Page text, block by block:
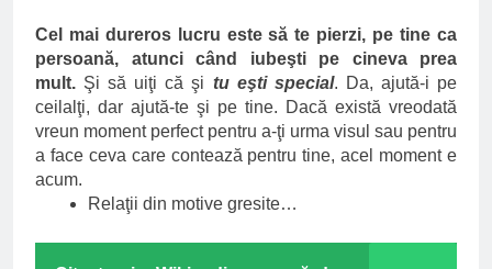
Cel mai dureros lucru este să te pierzi, pe tine ca
persoană, atunci când iubeşti pe cineva prea
mult. Şi să uiţi că şi tu eşti special. Da, ajută-i pe
ceilalţi, dar ajută-te şi pe tine. Dacă există vreodată
vreun moment perfect pentru a-ţi urma visul sau pentru
a face ceva care contează pentru tine, acel moment e
acum.
Relaţii din motive gresite…